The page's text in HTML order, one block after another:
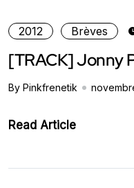
2012 Brèves
[TRACK] Jonny
By Pinkfrenetik
Read Article